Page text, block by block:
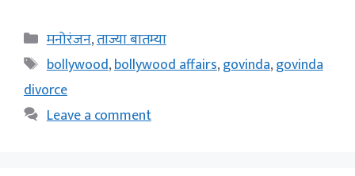
Categories
मनोरंजन,ताज्या बातम्या
Tags
bollywood,bollywood affairs,govinda,govinda
divorce
Leave a comment